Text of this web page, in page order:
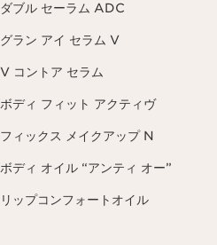
ダブル セーラム ADC
グラン アイ セラム V
V コントア セラム
ボディ フィット アクティヴ
フィックス メイクアップ N
ボディ オイル “アンティ オー”
リップコンフォートオイル